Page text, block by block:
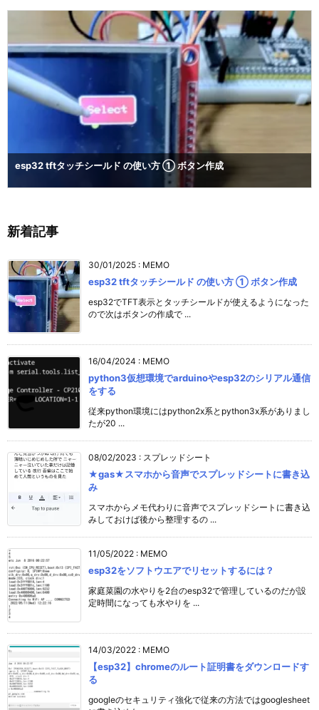
esp32 tftタッチシールド の使い方 ① ボタン作成
新着記事
30/01/2025 : MEMO
esp32 tftタッチシールド の使い方 ① ボタン作成
esp32でTFT表示とタッチシールドが使えるようになった
ので次はボタンの作成で ...
16/04/2024 : MEMO
python3仮想環境でarduinoやesp32のシリアル通信
をする
従来python環境にはpython2x系とpython3x系がありまし
たが20 ...
08/02/2023 : スプレッドシート
★gas★スマホから音声でスプレッドシートに書き込
み
スマホからメモ代わりに音声でスプレッドシートに書き込
みしておけば後から整理するの ...
11/05/2022 : MEMO
esp32をソフトウエアでリセットするには？
家庭菜園の水やりを2台のesp32で管理しているのだが設
定時間になっても水やりを ...
14/03/2022 : MEMO
【esp32】chromeのルート証明書をダウンロードす
る
googleのセキュリティ強化で従来の方法ではgooglesheet